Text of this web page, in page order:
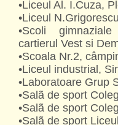
•Liceul Al. I.Cuza,
•Liceul
•Scoli
cartierul Vest si
•Scoala Nr.2,
•Liceul industrial,
•Laboratoare Grup
•Salã de sport
•Salã de sport
•Salã de sport